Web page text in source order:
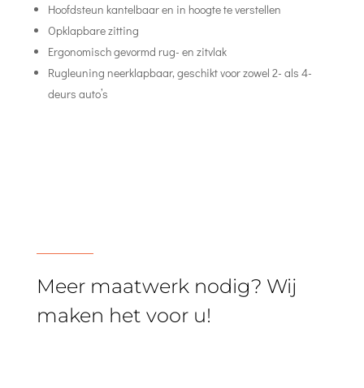
Hoofdsteun kantelbaar en in hoogte te verstellen
Opklapbare zitting
Ergonomisch gevormd rug- en zitvlak
Rugleuning neerklapbaar, geschikt voor zowel 2- als 4-
deurs auto’s
Meer maatwerk nodig? Wij
maken het voor u!